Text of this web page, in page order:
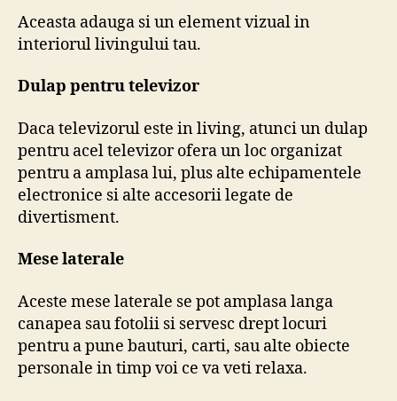
Aceasta adauga si un element vizual in
interiorul livingului tau.
Dulap pentru televizor
Daca televizorul este in living, atunci un dulap
pentru acel televizor ofera un loc organizat
pentru a amplasa lui, plus alte echipamentele
electronice si alte accesorii legate de
divertisment.
Mese laterale
Aceste mese laterale se pot amplasa langa
canapea sau fotolii si servesc drept locuri
pentru a pune bauturi, carti, sau alte obiecte
personale in timp voi ce va veti relaxa.